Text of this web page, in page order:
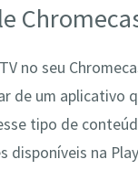
no seu
de um aplicativo
tipo de
disponíveis na